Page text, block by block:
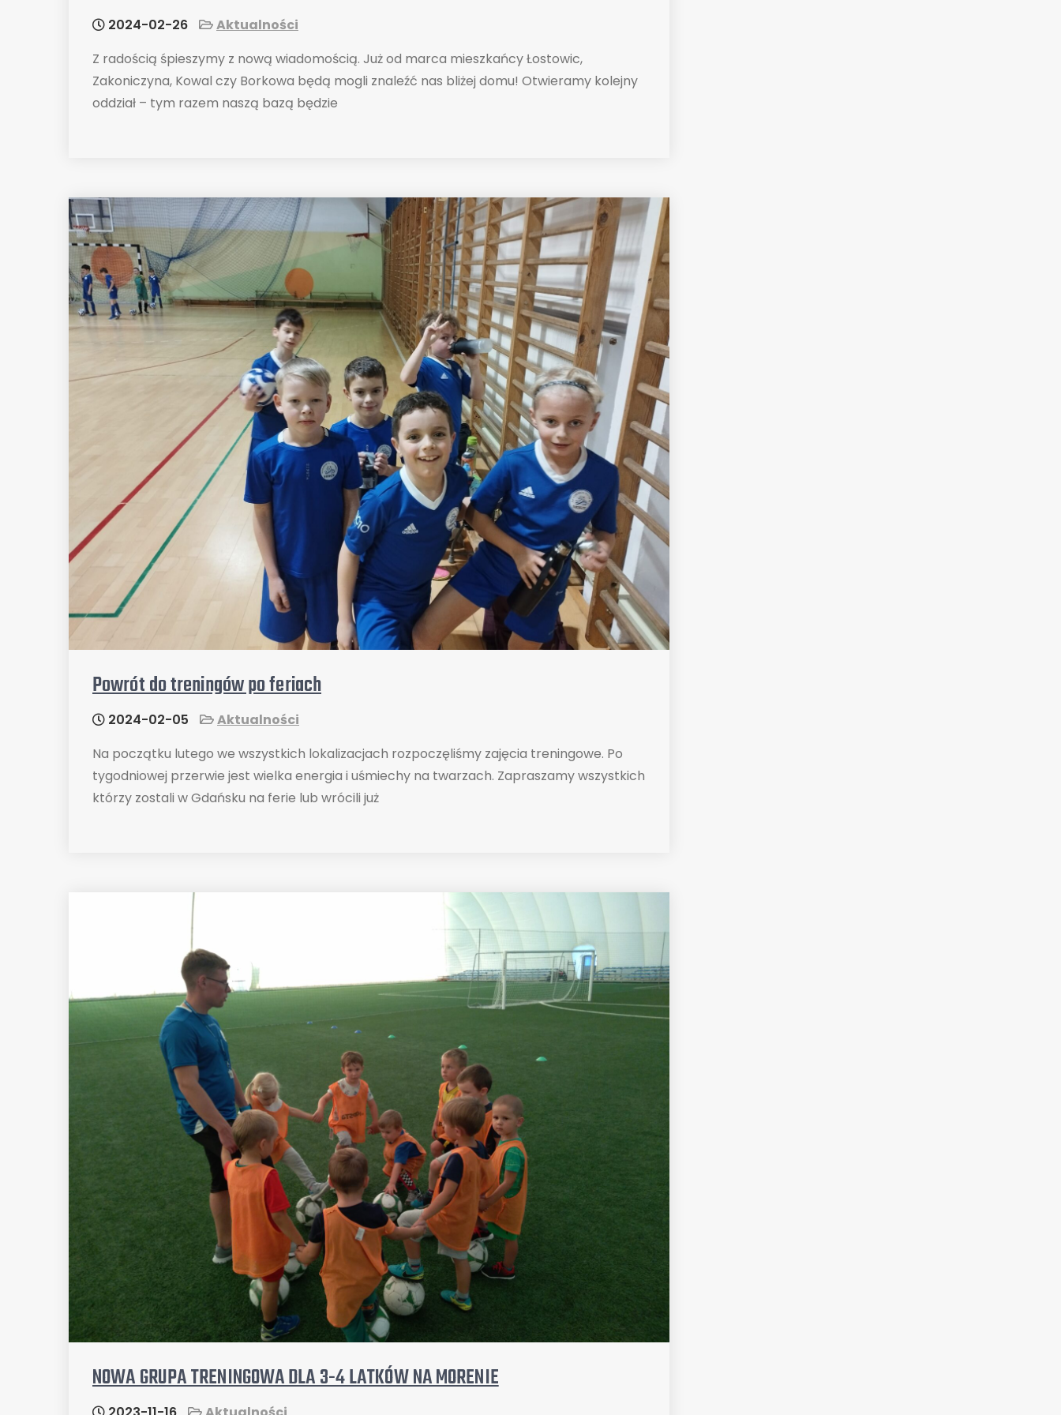
2024-02-26
Aktualności
Z radością śpieszymy z nową wiadomością. Już od marca mieszkańcy Łostowic,
Zakoniczyna, Kowal czy Borkowa będą mogli znaleźć nas bliżej domu! Otwieramy kolejny
oddział – tym razem naszą bazą będzie
Powrót do treningów po feriach
2024-02-05
Aktualności
Na początku lutego we wszystkich lokalizacjach rozpoczęliśmy zajęcia treningowe. Po
tygodniowej przerwie jest wielka energia i uśmiechy na twarzach. Zapraszamy wszystkich
którzy zostali w Gdańsku na ferie lub wrócili już
NOWA GRUPA TRENINGOWA DLA 3-4 LATKÓW NA MORENIE